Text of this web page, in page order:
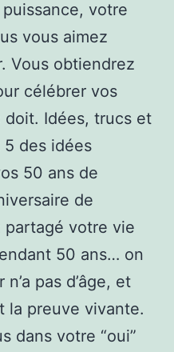
votre
vous aimez
Vous obtiendrez
célébrer vos
doit. Idées, trucs et
des idées
50 ans de
de
partagé votre vie
50 ans… on
pas d’âge, et
la preuve vivante.
dans votre “oui”